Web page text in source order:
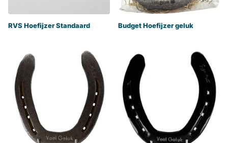
RVS Hoefijzer Standaard Budget Hoefijzer geluk